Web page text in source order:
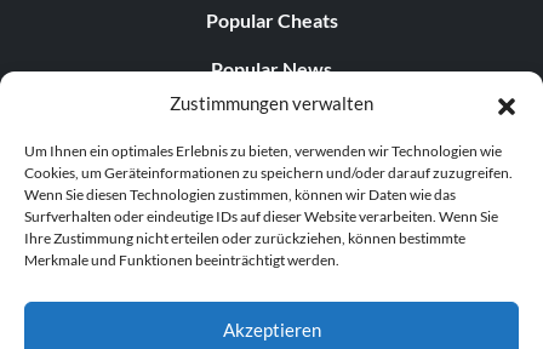
Zustimmungen verwalten
Um Ihnen ein optimales Erlebnis zu bieten, verwenden wir Technologien wie
Cookies, um Geräteinformationen zu speichern und/oder darauf zuzugreifen.
Wenn Sie diesen Technologien zustimmen, können wir Daten wie das
Surfverhalten oder eindeutige IDs auf dieser Website verarbeiten. Wenn Sie
Ihre Zustimmung nicht erteilen oder zurückziehen, können bestimmte
Merkmale und Funktionen beeinträchtigt werden.
Akzeptieren
Popular Cheats
Popular News
Popular Editorials
Popular Free Games
LATEST UPDATES